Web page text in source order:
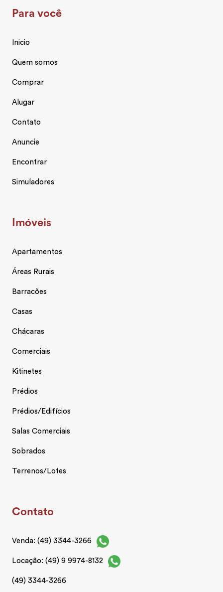
Para você
Inicio
Quem somos
Comprar
Alugar
Contato
Anuncie
Encontrar
Simuladores
Imóveis
Apartamentos
Áreas Rurais
Barracões
Casas
Chácaras
Comerciais
Kitinetes
Prédios
Prédios/Edifícios
Salas Comerciais
Sobrados
Terrenos/Lotes
Contato
Venda: (49) 3344-3266
Locação: (49) 9 9974-8132
(49) 3344-3266